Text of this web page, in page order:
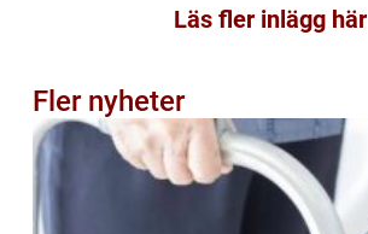
Läs fler inlägg här
Fler nyheter